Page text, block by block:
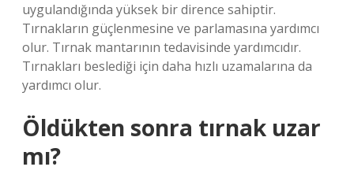
uygulandığında yüksek bir dirence sahiptir.
Tırnakların güçlenmesine ve parlamasına yardımcı
olur. Tırnak mantarının tedavisinde yardımcıdır.
Tırnakları beslediği için daha hızlı uzamalarına da
yardımcı olur.
Öldükten sonra tırnak uzar
mı?